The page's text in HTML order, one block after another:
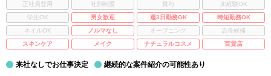
正社員登用 社割制度 賞与
未経験OK
学生OK
男女歓迎 週3日勤務OK
時短勤務OK
ネイルOK
ノルマなし オープニング
店長候補
スキンケア
メイク ナチュラルコスメ 百貨店
来社なしでお仕事決定 継続的な案件紹介の可能性あり